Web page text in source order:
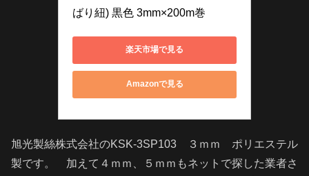
ばり紐) 黒色 3mm×200m巻
楽天市場で見る
Amazonで見る
旭光製絲株式会社のKSK-3SP103 ３ｍｍ ポリエステル
製です。 加えて４ｍｍ、５ｍｍもネットで探した業者さ